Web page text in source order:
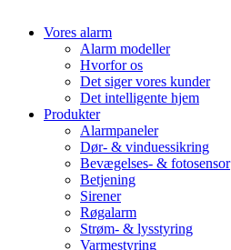
Vores alarm
Alarm modeller
Hvorfor os
Det siger vores kunder
Det intelligente hjem
Produkter
Alarmpaneler
Dør- & vinduessikring
Bevægelses- & fotosensor
Betjening
Sirener
Røgalarm
Strøm- & lysstyring
Varmestyring